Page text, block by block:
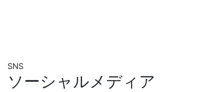
SNS
ソーシャルメディア